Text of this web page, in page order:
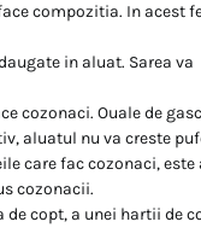
compozitia. In acest
in aluat. Sarea va
cozonaci. Ouale de
aluatul nu va creste
care fac cozonaci, este
cozonacii.
de copt, a unei hartii de